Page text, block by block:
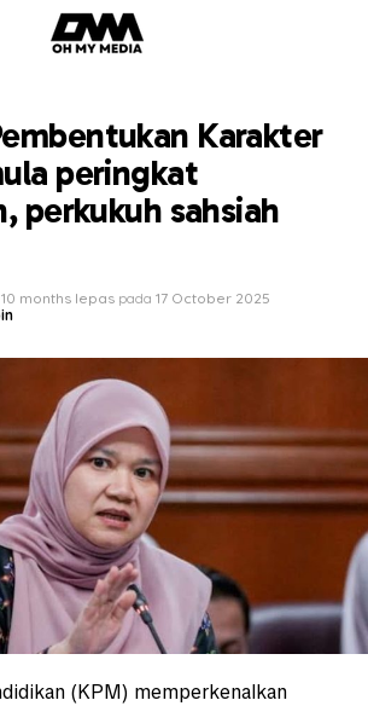
Karakter
peringkat
perkukuh sahsiah
10 months lepas pada 17 October 2025
(KPM) memperkenalkan